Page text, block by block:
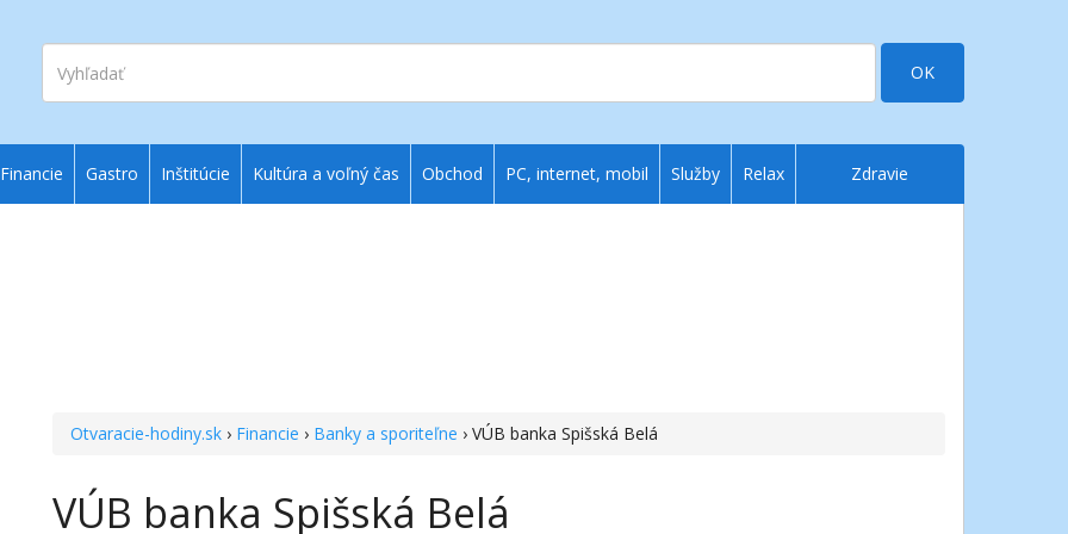
Vyhľadať
OK
Otvaracie-hodiny.sk › Financie › Banky a sporiteľne › VÚB banka Spišská Belá
VÚB banka Spišská Belá
Financie Gastro Inštitúcie Kultúra a voľný čas Obchod PC, internet, mobil Služby Relax Zdravie